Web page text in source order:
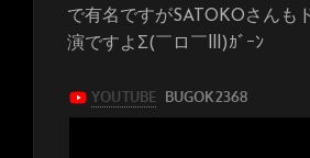
で有名ですがSATOKOさんも
演ですよΣ(￣ロ￣lll)ｶﾞｰﾝ